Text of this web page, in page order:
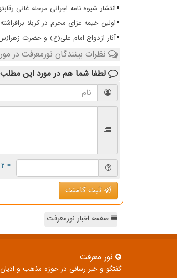
انتشار شیوه نامه اجرائی مرحله غائی
اولین خیمه عزای محرم در کربلا
آثار ازدواج امام علی(ع) و حضرت
نظرات بینندگان نورمعرفت در
لطفا شما هم در مورد این مطلب
= ۲ بعلاوه ۱
ثبت کامنت
صفحه اخبار نورمعرفت
نور معرفت
گفتگو و خبر رسانی در حوزه مذهب و ادیان